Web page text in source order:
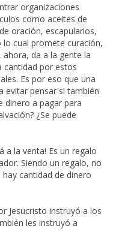
organizaciones
como aceites de
oración, escapularios,
cual promete curación,
da a la gente la
cantidad por estos
Es por eso que una
evitar pensar si también
dinero a pagar para
¿Se puede
a la venta! Es un regalo
Siendo un regalo, no
cantidad de dinero
Jesucristo instruyó a los
les instruyó a